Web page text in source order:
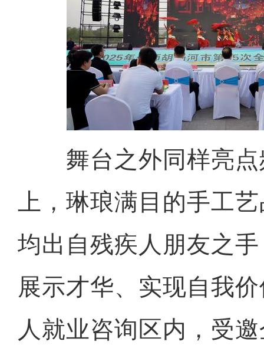
舞台之外同样亮点
上，琳琅满目的手工
均出自残疾人朋友之
展示才华、实现自我
人就业咨询区内，受